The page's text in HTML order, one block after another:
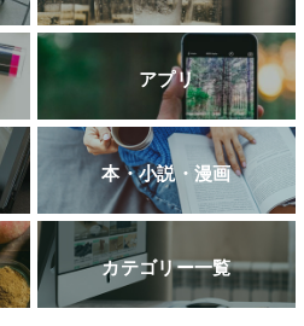
アプリ
本・小説・漫画
カテゴリー一覧